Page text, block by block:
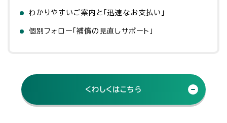
わかりやすいご案内と「迅速なお支払い」
個別フォロー「補償の見直しサポート」
くわしくはこちら